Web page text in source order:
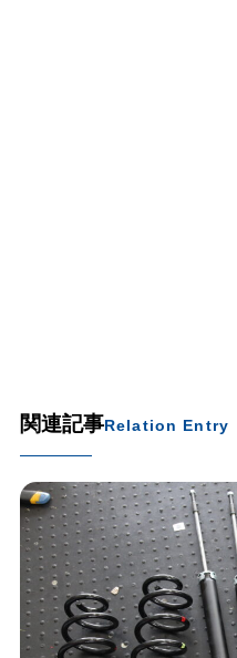
関連記事Relation Entry